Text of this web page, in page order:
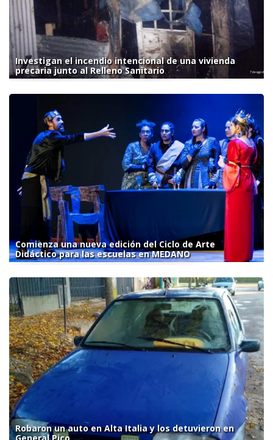
Investigan el incendio intencional de una vivienda
precaria junto al Relleno Sanitario
Comienza una nueva edición del Ciclo de Arte
Didáctico para las escuelas en MEDANO
Robaron un auto en Alta Italia y los detuvieron en